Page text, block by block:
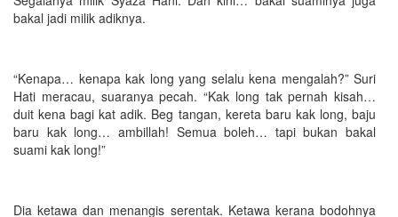
bakal jadi milik adiknya.
“Kenapa… kenapa kak long yang selalu kena mengalah?” Suri
Hati meracau, suaranya pecah. “Kak long tak pernah kisah…
duit kena bagi kat adik. Beg tangan, kereta baru kak long, baju
baru kak long… ambillah! Semua boleh… tapi bukan bakal
suami kak long!”
Dia ketawa dan menangis serentak. Ketawa kerana bodohnya